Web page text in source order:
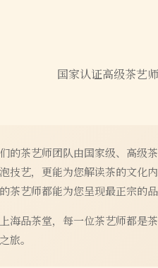
国家认证高级茶艺
的茶艺师团队由国家级、高级
技艺，更能为您解读茶的文化
茶艺师都能为您呈现最正宗的品
海品茶堂，每一位茶艺师都是
旅。